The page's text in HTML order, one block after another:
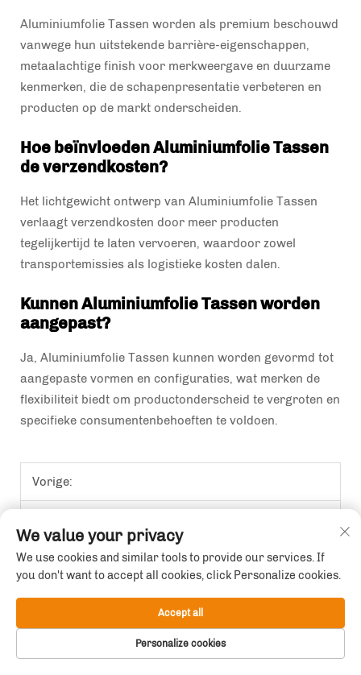
Aluminiumfolie Tassen worden als premium beschouwd
vanwege hun uitstekende barrière-eigenschappen,
metaalachtige finish voor merkweergave en duurzame
kenmerken, die de schapenpresentatie verbeteren en
producten op de markt onderscheiden.
Hoe beïnvloeden Aluminiumfolie Tassen
de verzendkosten?
Het lichtgewicht ontwerp van Aluminiumfolie Tassen
verlaagt verzendkosten door meer producten
tegelijkertijd te laten vervoeren, waardoor zowel
transportemissies als logistieke kosten dalen.
Kunnen Aluminiumfolie Tassen worden
aangepast?
Ja, Aluminiumfolie Tassen kunnen worden gevormd tot
aangepaste vormen en configuraties, wat merken de
flexibiliteit biedt om productonderscheid te vergroten en
specifieke consumentenbehoeften te voldoen.
Vorige:
We value your privacy
We use cookies and similar tools to provide our services. If
you don't want to accept all cookies, click Personalize cookies.
Personalize cookies
Accept all